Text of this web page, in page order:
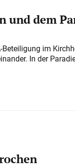
und dem
im
In der